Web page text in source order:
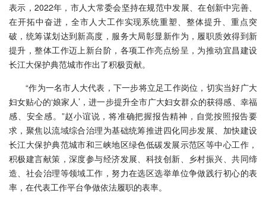
表示，2022年，市人大常委会坚持在规范中发展、在创新中完善、
在开拓中奋进，全市人大工作实现系统重塑、整体提升、重点突
破，统筹谋划达到新高度，服务大局彰显新作为，履职质效得到新
提升，整体工作迈上新台阶，各项工作亮点纷呈，为推动宜昌建设
长江大保护典范城市作出了积极贡献。
“作为一名市人大代表，下一步将立足工作岗位，切实当好广大
妇女贴心的‘娘家人’，进一步提升全市广大妇女群众的获得感、幸福
感、安全感。”赵小谊说，将准确把握报告精神，自觉按照报告要
求，聚焦以流域综合治理为基础统筹推进四化同步发展、加快建设
长江大保护典范城市和三峡地区绿色低碳发展示范区等中心工作，
积极建言献策，深度参与经济发展、科技创新、乡村振兴、共同缔
造、社会治理等领域工作，努力在选区选举单位争做践行初心的表
率，在代表工作平台争做依法履职的表率。